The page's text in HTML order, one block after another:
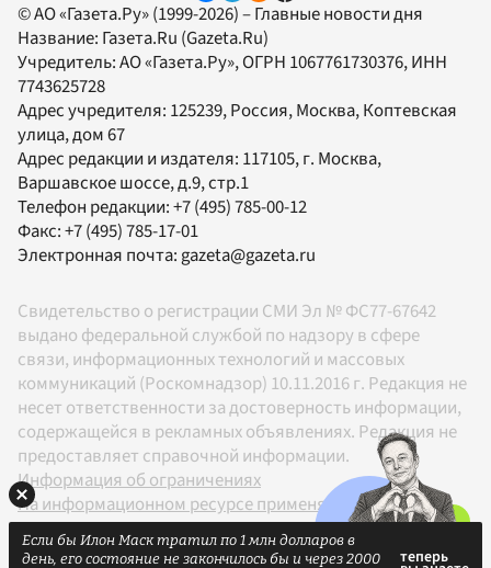
© АО «Газета.Ру» (1999-2026) – Главные новости дня
Название: Газета.Ru (Gazeta.Ru)
Учредитель:АО «Газета.Ру», ОГРН 1067761730376, ИНН
7743625728
Адрес учредителя: 125239, Россия, Москва, Коптевская
улица, дом 67
Адрес редакции и издателя: 117105, г. Москва,
Варшавское шоссе, д.9, стр.1
Телефон редакции:+7 (495) 785-00-12
Факс:+7 (495) 785-17-01
Электронная почта:gazeta@gazeta.ru
Свидетельство о регистрации СМИ Эл № ФС77-67642
выдано федеральной службой по надзору в сфере
связи, информационных технологий и массовых
коммуникаций (Роскомнадзор) 10.11.2016 г. Редакция не
несет ответственности за достоверность информации,
содержащейся в рекламных объявлениях. Редакция не
предоставляет справочной информации.
Информация об ограничениях
На информационном ресурсе применяются
рекомендательные технологии в соответствии с
Правилами
Если бы Илон Маск тратил по 1 млн долларов в
день, его состояние не закончилось бы и через 2000